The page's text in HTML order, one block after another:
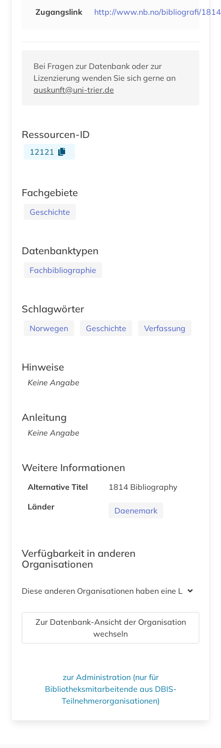
Zugangslink
http://www.nb.no/bibliografi/
Bei Fragen zur Datenbank oder zur
Lizenzierung wenden Sie sich gerne an
auskunft@uni-trier.de
Ressourcen-ID
12121
Fachgebiete
Geschichte
Datenbanktypen
Fachbibliographie
Schlagwörter
Norwegen Geschichte Verfassung
Hinweise
Keine Angabe
Anleitung
Keine Angabe
Weitere Informationen
Alternative Titel
1814 Bibliography
Länder
Daenemark
Verfügbarkeit in anderen
Organisationen
Diese anderen Organisationen haben eine Lizenz
Zur Datenbank-Ansicht der Organisation
wechseln
zur Administration (nur für
Bibliotheksmitarbeitende aus DBIS-
Teilnehmerorganisationen)